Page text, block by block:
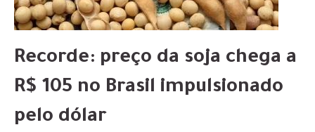
Recorde: preço da soja chega a
R$ 105 no Brasil impulsionado
pelo dólar